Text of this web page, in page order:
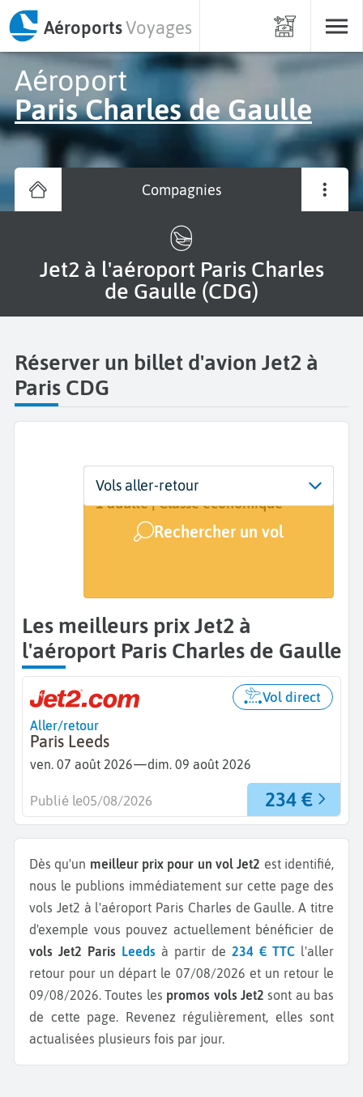
AéroportsVoyages
Aéroport
Paris Charles de Gaulle
Compagnies
Jet2 à l'aéroport Paris Charles
de Gaulle (CDG)
Réserver un billet d'avion Jet2 à
Paris CDG
Départ
Paris Charles de Gaulle (CDG)
Dates
Dates de votre voyage
Voyageurs | Classe
1 adulte | Classe économique
Rechercher un vol
Vols aller-retour
Les meilleurs prix Jet2 à
l'aéroport Paris Charles de Gaulle
Aller/retour
Paris Leeds
ven. 07 août 2026—dim. 09 août 2026
Vol direct
234 €
Publié le05/08/2026
Dès qu'un meilleur prix pour un vol Jet2 est identifié,
nous le publions immédiatement sur cette page des
vols Jet2 à l'aéroport Paris Charles de Gaulle.A titre
d'exemple vous pouvez actuellement bénéficier de
vols Jet2 Paris Leeds à partir de 234 € TTC l'aller
retour pour un départ le 07/08/2026 et un retour le
09/08/2026.Toutes les promos vols Jet2 sont au bas
de cette page. Revenez régulièrement, elles sont
actualisées plusieurs fois par jour.